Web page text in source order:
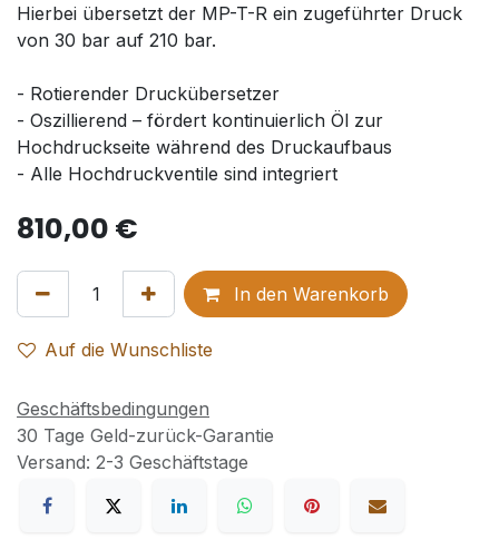
Hierbei übersetzt der MP-T-R ein zugeführter Druck
von 30 bar auf 210 bar.
- Rotierender Druckübersetzer
- Oszillierend – fördert kontinuierlich Öl zur
Hochdruckseite während des Druckaufbaus
- Alle Hochdruckventile sind integriert
810,00 €
In den Warenkorb
Auf die Wunschliste
Geschäftsbedingungen
30 Tage Geld-zurück-Garantie
Versand: 2-3 Geschäftstage